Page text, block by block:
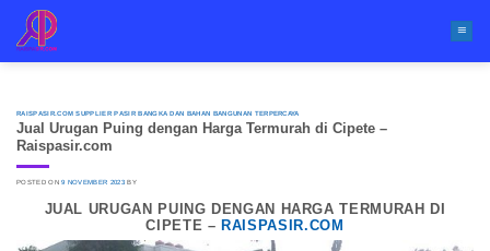
content
RAISPASIR.COM SUPPLIER PASIR BANGKA DAN BAHAN BANGUNAN TERPERCAYA
Jual Urugan Puing dengan Harga Termurah di Cipete –
Raispasir.com
POSTED ON9 NOVEMBER 2023 BY
JUAL URUGAN PUING DENGAN HARGA TERMURAH DI
CIPETE – RAISPASIR.COM